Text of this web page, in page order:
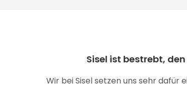
Sisel ist bestrebt,
Wir bei Sisel setzen uns sehr dafür